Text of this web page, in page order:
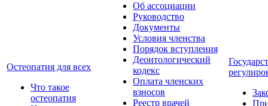
Остеопатия для всех
Что такое
остеопатия
Об ассоциации
Руководство
Документы
Условия членства
Порядок вступления
Деонтологический
кодекс
Оплата членских
взносов
Реестр врачей